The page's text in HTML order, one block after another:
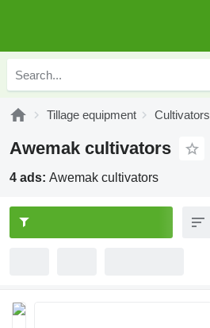
Tillage equipment Cultivators
Awemak cultivators
4 ads: Awemak cultivators